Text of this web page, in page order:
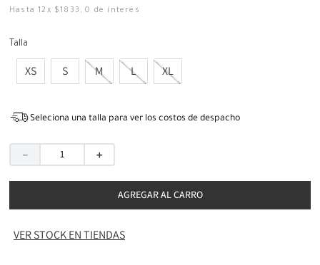
Hasta12 x $1833 ,0 de interés
Talla
XS S M L XL
Seleciona una talla para ver los costos de despacho
＋
－
AGREGAR AL CARRO
VER STOCK EN TIENDAS